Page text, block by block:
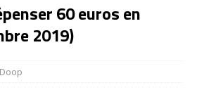
60 euros en
2019)
Doop